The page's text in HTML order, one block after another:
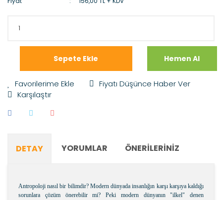
Sepete Ekle Hemen Al
Fiyatı Düşünce Haber Ver
Karşılaştır
DETAY YORUMLAR ÖNERILERINIZ
Antropoloji nasıl bir bilimdir? Modern dünyada insanlığın karşı karşıya kaldığı
sorunlara çözüm önerebilir mi? Peki modern dünyanın "ilkel" denen